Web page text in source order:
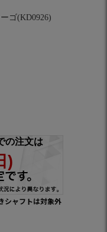
ゴ(KD0926)
シャフトは対象外